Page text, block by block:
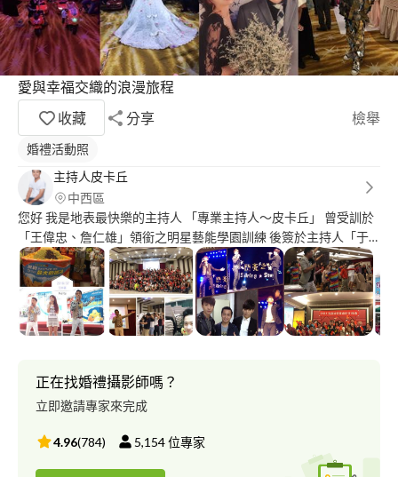
愛與幸福交織的浪漫旅程
收藏
分享 檢舉
婚禮活動照
主持人皮卡丘
中西區
您好 我是地表最快樂的主持人 「專業主持人～皮卡丘」 曾受訓於
「王偉忠、詹仁雄」領銜之明星藝能學園訓練 後簽於主持人「于
美人」旗下 商演主持經歷18年 童軍團康活動經歷30年 主持場次超
過3000場 藝人演唱會上佰場
正在找婚禮攝影師嗎？
立即邀請專家來完成
4.96(784) 5,154位專家